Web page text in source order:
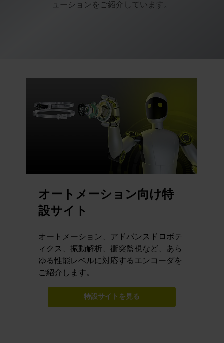
ューションをご紹介しています。
オートメーション向け特
設サイト
オートメーション、アドバンスドロボテ
ィクス、振動解析、衝突監視など、あら
ゆる性能レベルに対応するエンコーダを
ご紹介します。
特設サイトを見る